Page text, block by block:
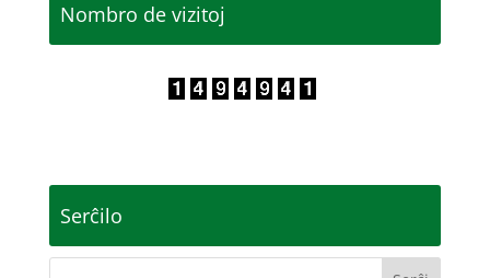
Nombro de vizitoj
Serĉilo